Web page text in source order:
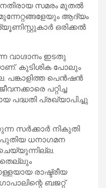
സമരം മുതല്‍
ആദ്യം
ഒരിക്കല്‍
വാഗ്ദാനം ഇടതു
കുടിശിക പോലും
പങ്കാളിത്ത പെന്‍ഷന്‍
പറ്റിച്ച
പദ്ധതി പ്രഖ്യാപിച്ചു
സര്‍ക്കാര്‍ നികുതി
പുതിയ ധനാഗമന
തെല്ലും
രാഷ്ട്രീയ
ബജറ്റ്